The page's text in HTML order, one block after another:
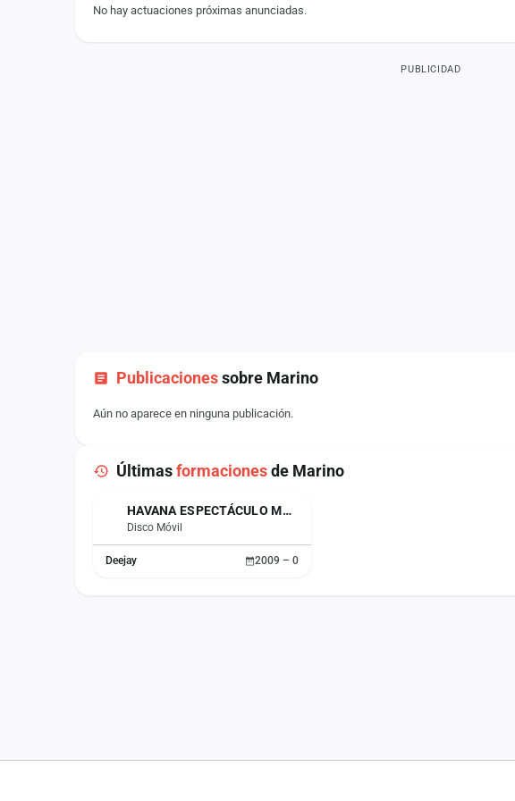
No hay actuaciones próximas anunciadas.
PUBLICIDAD
Publicacionessobre Marino
Aún no aparece en ninguna publicación.
Últimasformacionesde Marino
HAVANA ESPECTÁCULO MUSICAL
Disco Móvil
Deejay 2009 – 0